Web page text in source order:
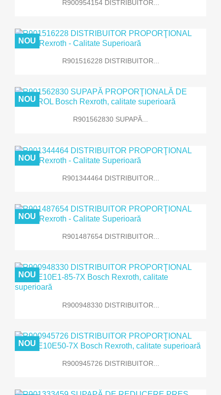
R900954154 DISTRIBUITOR...
R901516228 DISTRIBUITOR...
NOU
R901562830 SUPAPĂ...
NOU
R901344464 DISTRIBUITOR...
NOU
R901487654 DISTRIBUITOR...
NOU
R900948330 DISTRIBUITOR...
NOU
R900945726 DISTRIBUITOR...
NOU